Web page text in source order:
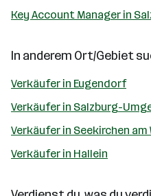
Key Account Manager in
In anderem Ort/Gebiet
Verkäufer in Eugendorf
Verkäufer in Salzburg-
Verkäufer in Seekirchen am
Verkäufer in Hallein